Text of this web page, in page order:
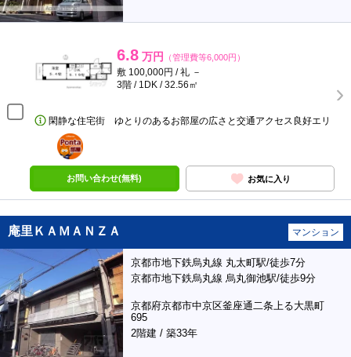
6.8 万円 （管理費等6,000円）
敷 100,000円 / 礼 －
3階 / 1DK / 32.56㎡
閑静な住宅街 ゆとりのあるお部屋の広さと交通アクセス良好エリ
ポンタ
部屋
お問い合わせ(無料) お気に入り
庵里ＫＡＭＡＮＺＡ マンション
京都市地下鉄烏丸線 丸太町駅/徒歩7分
京都市地下鉄烏丸線 烏丸御池駅/徒歩9分
京都府京都市中京区釜座通二条上る大黒町
695
2階建 / 築33年